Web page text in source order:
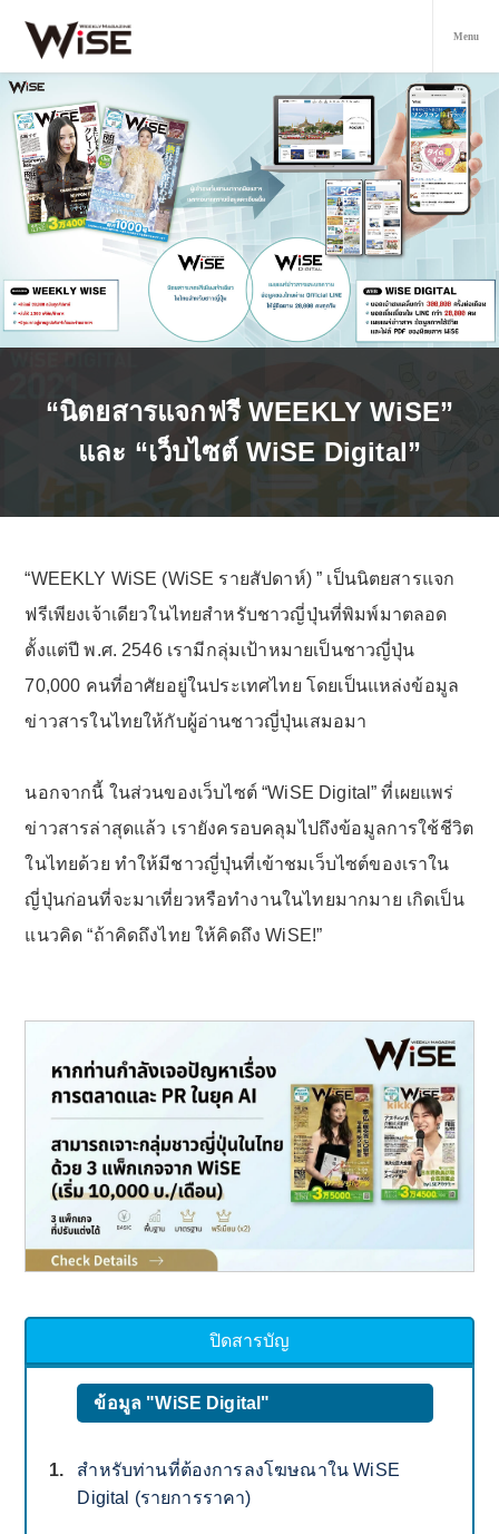
“นิตยสารแจกฟรี WEEKLY WiSE”
และ “เว็บไซต์ WiSE Digital”
“WEEKLY WiSE (WiSE รายสัปดาห์) ” เป็นนิตยสารแจก
ฟรีเพียงเจ้าเดียวในไทยสำหรับชาวญี่ปุ่นที่พิมพ์มาตลอด
ตั้งแต่ปี พ.ศ. 2546 เรามีกลุ่มเป้าหมายเป็นชาวญี่ปุ่น
70,000 คนที่อาศัยอยู่ในประเทศไทย โดยเป็นแหล่งข้อมูล
ข่าวสารในไทยให้กับผู้อ่านชาวญี่ปุ่นเสมอมา
นอกจากนี้ ในส่วนของเว็บไซต์ “WiSE Digital” ที่เผยแพร่
ข่าวสารล่าสุดแล้ว เรายังครอบคลุมไปถึงข้อมูลการใช้ชีวิต
ในไทยด้วย ทำให้มีชาวญี่ปุ่นที่เข้าชมเว็บไซต์ของเราใน
ญี่ปุ่นก่อนที่จะมาเที่ยวหรือทำงานในไทยมากมาย เกิดเป็น
แนวคิด “ถ้าคิดถึงไทย ให้คิดถึง WiSE!”
ปิดสารบัญ
ข้อมูล "WiSE Digital"
สำหรับท่านที่ต้องการลงโฆษณาใน WiSE
Digital (รายการราคา)